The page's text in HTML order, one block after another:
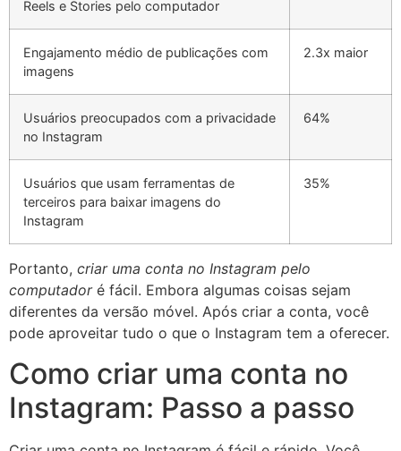
Reels e Stories pelo computador
Engajamento médio de publicações com
imagens
2.3x maior
Usuários preocupados com a privacidade
no Instagram
64%
Usuários que usam ferramentas de
terceiros para baixar imagens do
Instagram
35%
Portanto, criar uma conta no Instagram pelo
computadoré fácil. Embora algumas coisas sejam
diferentes da versão móvel. Após criar a conta, você
pode aproveitar tudo o que o Instagram tem a oferecer.
Como criar uma conta no
Instagram: Passo a passo